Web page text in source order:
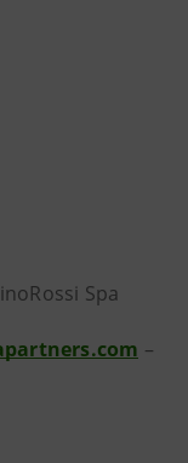
Spa
–